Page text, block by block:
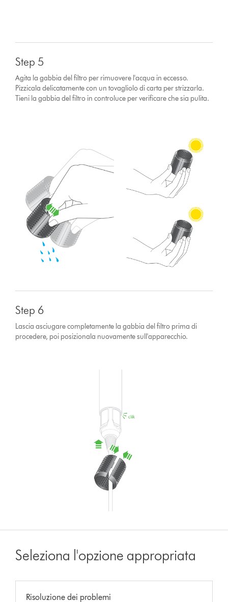
Step 5
Agita la gabbia del filtro per rimuovere l'acqua in eccesso.
Pizzicala delicatamente con un tovagliolo di carta per strizzarla.
Tieni la gabbia del filtro in controluce per verificare che sia pulita.
Step 6
Lascia asciugare completamente la gabbia del filtro prima di
procedere, poi posizionala nuovamente sull'apparecchio.
Seleziona l'opzione appropriata
Risoluzione dei problemi